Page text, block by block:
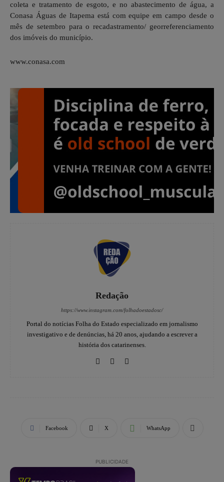
coleta e tratamento de esgoto, e no abastecimento de água, a
Conasa Águas de Itapema está com equipe em campo desde o
mês de setembro para o recadastramento/ georreferenciamento
dos imóveis do município.
www.conasa.com
Redação
https://www.instagram.com/folhadoestadosc/
Portal do notícias Folha do Estado especializado em jornalismo
investigativo e de denúncias, há 20 anos, ajudando a escrever a
história dos catarinenses.
Facebook X WhatsApp
PUBLICIDADE